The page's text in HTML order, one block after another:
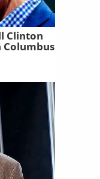
Clinton
Columbus